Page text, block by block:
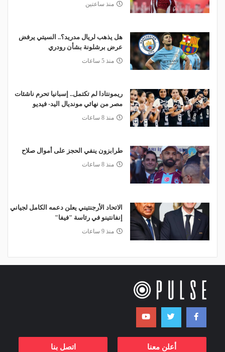
منذ ساعتين
هل يذهب لريال مدريد؟.. السيتي يرفض
عرض برشلونة بشأن رودري
منذ 5 ساعات
ريمونتادا لم تكتمل.. إسبانيا تحرم ناشئات
مصر من نهائي مونديال اليد- فيديو
منذ 8 ساعات
طرابزون ينفي الحجز على أموال صلاح
منذ 8 ساعات
الاتحاد الأرجنتيني يعلن دعمه الكامل لجياني
إنفانتينو في رئاسة "فيفا"
منذ 9 ساعات
أعلن معنا اتصل بنا